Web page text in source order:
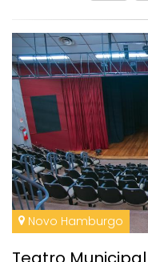
Novo Hamburgo